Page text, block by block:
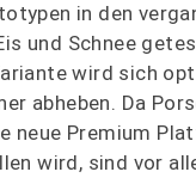
in den
und Schnee
wird sich
abheben. Da
neue Premium
wird, sind vor